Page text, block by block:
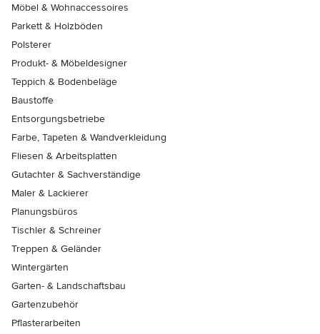
Möbel & Wohnaccessoires
Parkett & Holzböden
Polsterer
Produkt- & Möbeldesigner
Teppich & Bodenbeläge
Baustoffe
Entsorgungsbetriebe
Farbe, Tapeten & Wandverkleidung
Fliesen & Arbeitsplatten
Gutachter & Sachverständige
Maler & Lackierer
Planungsbüros
Tischler & Schreiner
Treppen & Geländer
Wintergärten
Garten- & Landschaftsbau
Gartenzubehör
Pflasterarbeiten